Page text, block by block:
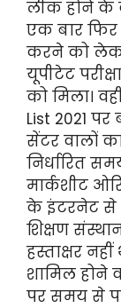
लीक होने के
एक बार फिर
करने को
यूपीटेट
को मिला।
List 2021 पर
सेंटर वालों का
निर्धारित
मार्कशीट
के इंटरनेट से
शिक्षण
हस्ताक्षर
शामिल होने
पर समय से